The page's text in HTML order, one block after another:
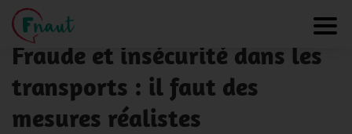
Panneau de gestion des cookies
NOS ACTUALITÉS
Fraude et insécurité dans les
transports : il faut des
mesures réalistes